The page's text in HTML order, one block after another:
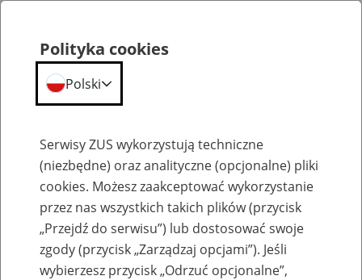
Szkolenia
Polityka cookies
Polski
Serwisy ZUS wykorzystują techniczne
(niezbędne) oraz analityczne (opcjonalne) pliki
cookies. Możesz zaakceptować wykorzystanie
przez nas wszystkich takich plików (przycisk
„Przejdź do serwisu”) lub dostosować swoje
zgody (przycisk „Zarządzaj opcjami”). Jeśli
wybierzesz przycisk „Odrzuć opcjonalne”,